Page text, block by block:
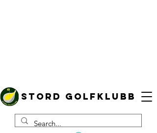
Stord golfklubb